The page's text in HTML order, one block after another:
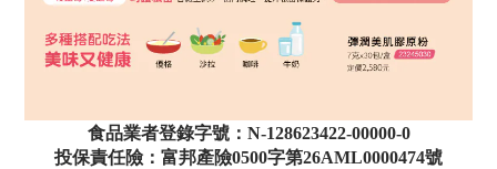
食品業者登錄字號：N-128623422-00000-0
投保責任險：富邦產險0500字第26AML0000474號